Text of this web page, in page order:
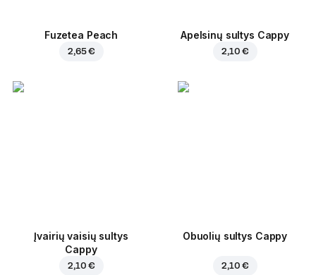
Fuzetea Peach
2,65 €
Apelsinų sultys Cappy
2,10 €
Įvairių vaisių sultys
Cappy
2,10 €
Obuolių sultys Cappy
2,10 €